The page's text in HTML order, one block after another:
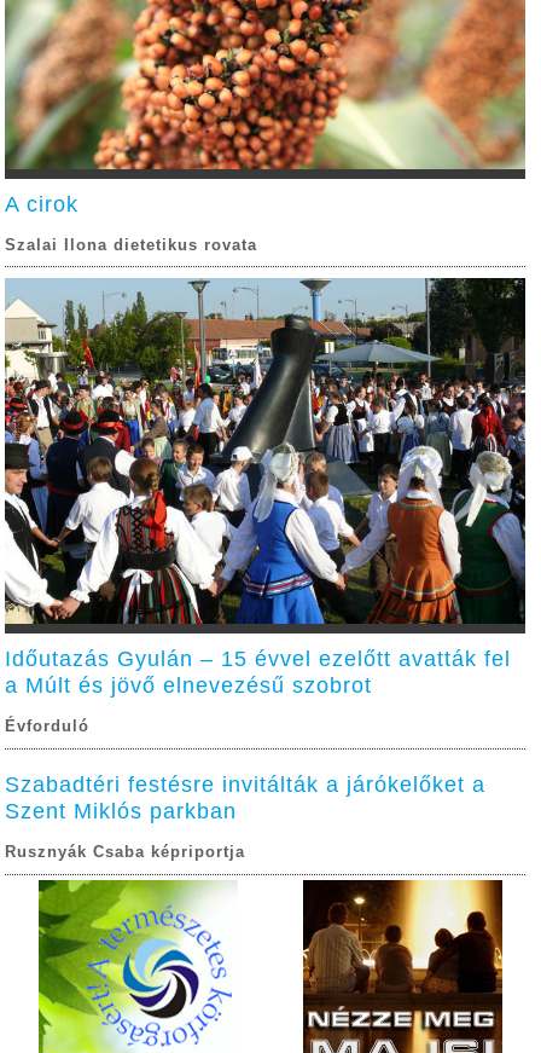
A cirok
Szalai Ilona dietetikus rovata
Időutazás Gyulán – 15 évvel ezelőtt avatták fel
a Múlt és jövő elnevezésű szobrot
Évforduló
Szabadtéri festésre invitálták a járókelőket a
Szent Miklós parkban
Rusznyák Csaba képriportja